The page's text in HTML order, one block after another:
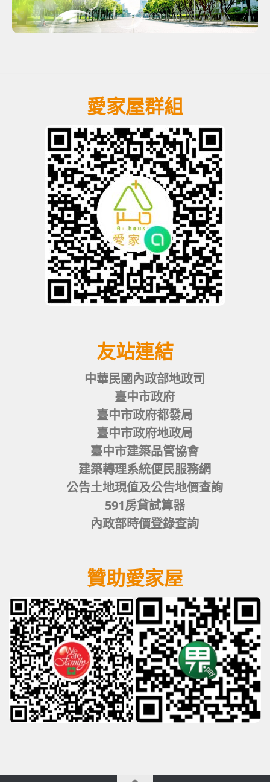
愛家屋群組
友站連結
中華民國內政部地政司
臺中市政府
臺中市政府都發局
臺中市政府地政局
臺中市建築品管協會
建築轉理系統便民服務網
公告土地現值及公告地價查詢
591房貸試算器
內政部時價登錄查詢
贊助愛家屋